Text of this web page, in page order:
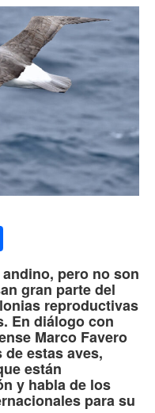
pero no son
gran parte del
reproductivas
En diálogo con
Marco Favero
estas aves,
están
y habla de los
para su